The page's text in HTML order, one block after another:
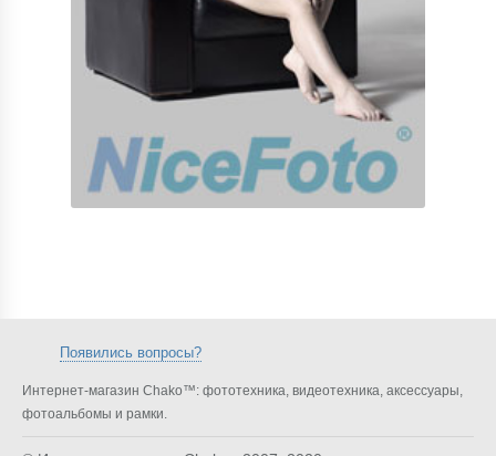
Появились вопросы?
Интернет-магазин Chako™: фототехника, видеотехника, аксессуары,
фотоальбомы и рамки.